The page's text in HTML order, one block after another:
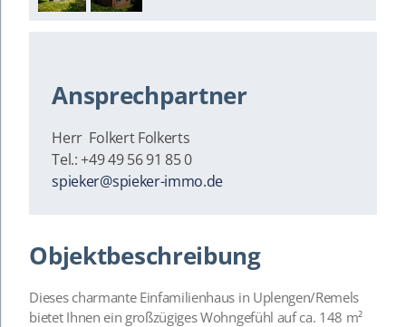
Ansprechpartner
Herr Folkert Folkerts
Tel.: +49 49 56 91 85 0
spieker@spieker-immo.de
Objektbeschreibung
Dieses charmante Einfamilienhaus in Uplengen/Remels
bietet Ihnen ein großzügiges Wohngefühl auf ca. 148 m²